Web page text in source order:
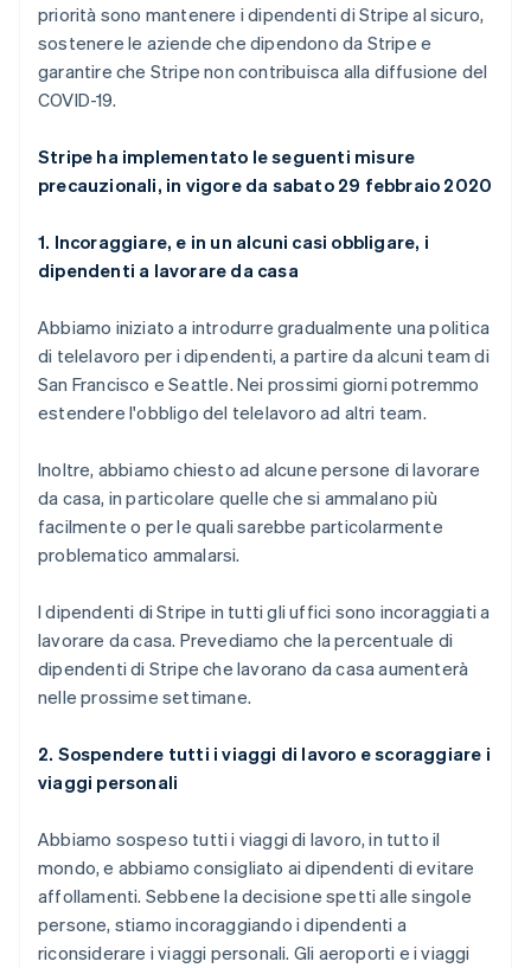
Atlas
Costituzione di start-up
Climate
Rimozione del carbonio
Verifica online dell'identità
Guarda ora
Partner
Stripe App Marketplace
priorità sono mantenere i dipendenti di Stripe al sicuro,
sostenere le aziende che dipendono da Stripe e
garantire che Stripe non contribuisca alla diffusione del
COVID-19.
Stripe ha implementato le seguenti misure
precauzionali, in vigore da sabato 29 febbraio 2020
1. Incoraggiare, e in un alcuni casi obbligare, i
dipendenti a lavorare da casa
Abbiamo iniziato a introdurre gradualmente una politica
di telelavoro per i dipendenti, a partire da alcuni team di
San Francisco e Seattle. Nei prossimi giorni potremmo
estendere l'obbligo del telelavoro ad altri team.
Inoltre, abbiamo chiesto ad alcune persone di lavorare
da casa, in particolare quelle che si ammalano più
facilmente o per le quali sarebbe particolarmente
problematico ammalarsi.
I dipendenti di Stripe in tutti gli uffici sono incoraggiati a
lavorare da casa. Prevediamo che la percentuale di
dipendenti di Stripe che lavorano da casa aumenterà
nelle prossime settimane.
2. Sospendere tutti i viaggi di lavoro e scoraggiare i
viaggi personali
Abbiamo sospeso tutti i viaggi di lavoro, in tutto il
mondo, e abbiamo consigliato ai dipendenti di evitare
affollamenti. Sebbene la decisione spetti alle singole
persone, stiamo incoraggiando i dipendenti a
riconsiderare i viaggi personali. Gli aeroporti e i viaggi
Francia
Français English
Germania
Deutsch English
Giappone
Gibilterra
English
India
English
English
Italia
ItalianoEnglish
Lettonia
English
DeutschEnglish
Lituania
English
Lussemburgo
Français DeutschEnglish
English简体中文
Malta
English
Messico
EspañolEnglish
English
Nuova Zelanda
Paesi Bassi
NederlandsEnglish
Polonia
English
Portogallo
PortuguêsEnglish